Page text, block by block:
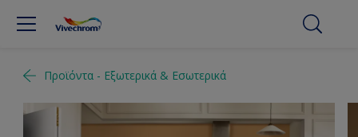
Προϊόντα - Εξωτερικά & Εσωτερικά